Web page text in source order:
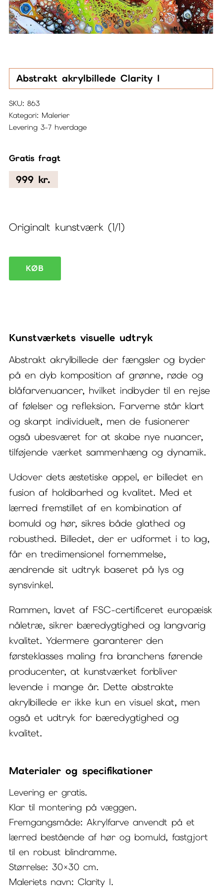
Abstrakt akrylbillede Clarity I
SKU: 863
Kategori: Malerier
Levering 3-7 hverdage
Gratis fragt
999 kr.
Originalt kunstværk (1/1)
Abstrakt
akrylbillede
antal
KØB
Kunstværkets visuelle udtryk
Abstrakt akrylbillede der fængsler og byder
på en dyb komposition af grønne, røde og
blåfarvenuancer, hvilket indbyder til en rejse
af følelser og refleksion. Farverne står klart
og skarpt individuelt, men de fusionerer
også ubesværet for at skabe nye nuancer,
tilføjende værket sammenhæng og dynamik.
Udover dets æstetiske appel, er billedet en
fusion af holdbarhed og kvalitet. Med et
lærred fremstillet af en kombination af
bomuld og hør, sikres både glathed og
robusthed. Billedet, der er udformet i to lag,
får en tredimensionel fornemmelse,
ændrende sit udtryk baseret på lys og
synsvinkel.
Rammen, lavet af FSC-certificeret europæisk
nåletræ, sikrer bæredygtighed og langvarig
kvalitet. Ydermere garanterer den
førsteklasses maling fra branchens førende
producenter, at kunstværket forbliver
levende i mange år. Dette abstrakte
akrylbillede er ikke kun en visuel skat, men
også et udtryk for bæredygtighed og
kvalitet.
Materialer og specifikationer
Levering er gratis.
Klar til montering på væggen.
Fremgangsmåde: Akrylfarve anvendt på et
lærred bestående af hør og bomuld, fastgjort
til en robust blindramme.
Størrelse: 30×30 cm.
Maleriets navn: Clarity I.